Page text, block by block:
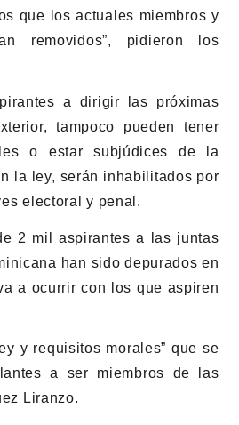
que los actuales miembros y
removidos”, pidieron los
a dirigir las próximas
tampoco pueden tener
o estar subjúdices de la
la ley, serán inhabilitados por
electoral y penal.
2 mil aspirantes a las juntas
han sido depurados en
a ocurrir con los que aspiren
y requisitos morales” que se
a ser miembros de las
Liranzo.